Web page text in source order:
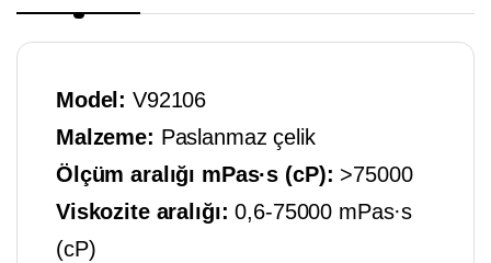
Model: V92106
Malzeme: Paslanmaz çelik
Ölçüm aralığı mPas·s (cP): >75000
Viskozite aralığı: 0,6-75000 mPas·s
(cP)